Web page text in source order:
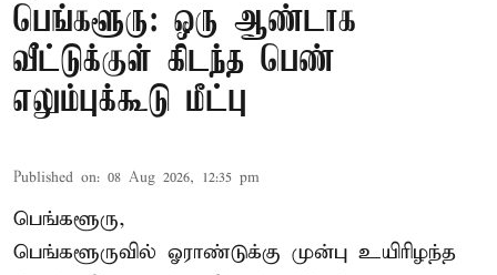
பெங்களூரு: ஒரு ஆண்டாக
வீட்டுக்குள் கிடந்த பெண்
எலும்புக்கூடு மீட்பு
Published on: 08 Aug 2026, 12:35 pm
பெங்களூரு,
பெங்களூருவில் ஓராண்டுக்கு முன்பு உயிரிழந்த